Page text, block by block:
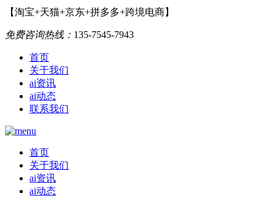
【淘宝+天猫+京东+拼多多+跨境电商】
免费咨询热线： 135-7545-7943
首页
关于我们
ai资讯
ai动态
联系我们
首页
关于我们
ai资讯
ai动态